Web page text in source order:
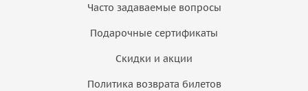
Часто задаваемые вопросы
Подарочные сертификаты
Скидки и акции
Политика возврата билетов